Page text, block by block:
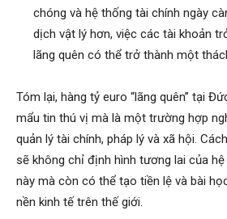
chóng và hệ thống tài chính ngày
dịch vật lý hơn, việc các tài khoản
lãng quên có thể trở thành một
Tóm lại, hàng tỷ euro “lãng quên” tại
mẩu tin thú vị mà là một trường hợp
quản lý tài chính, pháp lý và xã hội.
sẽ không chỉ định hình tương lai của
này mà còn có thể tạo tiền lệ và bài
nền kinh tế trên thế giới.